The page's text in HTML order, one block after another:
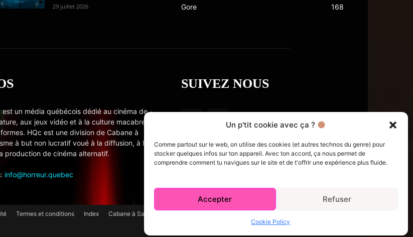
Un p'tit cookie avec ça ?
Comme partout sur le web, on utilise des cookies (et autres technos du genre) pour
stocker quelques infos sur ton appareil. Avec ton accord, ça nous permet de
comprendre comment tu navigues sur le site et de t'offrir une expérience plus fluide.
Accepter Refuser
Cookie Policy
29 juillet 2026
Gore
168
est un média québécois dédié au cinéma de
aux jeux vidéo et à la culture macabre
HQc est une division de Cabane à
à but non lucratif voué à la diffusion, à la
production de cinéma alternatif.
info@horreur.quebec
SUIVEZ NOUS
Termes et conditions Index Cabane à Sang TV